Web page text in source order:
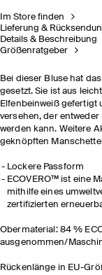
Im Store finden
Lieferung &
Details & Beschreibung
Größenratgeber
Bei dieser Bluse hat
gesetzt. Sie ist aus
Elfenbeinweiß gefertigt
versehen, der
werden kann. Weitere
geknöpften
Lockere Passform
ECOVERO™ ist eine
mithilfe eines
zertifizierten
Obermaterial: 84 %
ausgenommen/
Rückenlänge in EU-